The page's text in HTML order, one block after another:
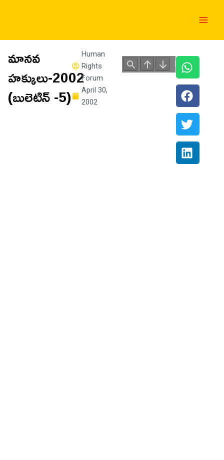
మానవ
హక్కులు-2002
(బులెటిన్ -5)
Human
Rights
Forum
April 30,
2002